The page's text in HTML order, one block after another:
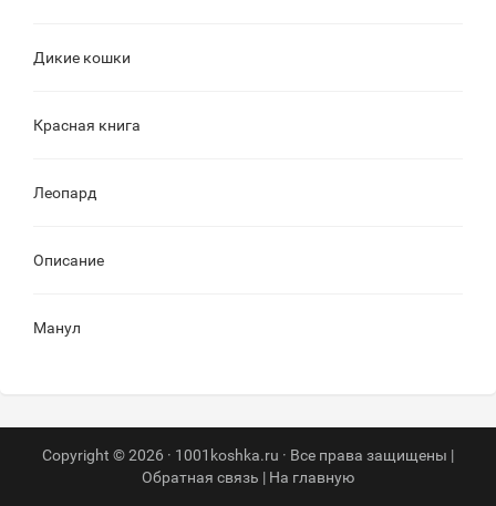
Дикие кошки
Красная книга
Леопард
Описание
Манул
Copyright © 2026 · 1001koshka.ru · Все права защищены |
Обратная связь | На главную